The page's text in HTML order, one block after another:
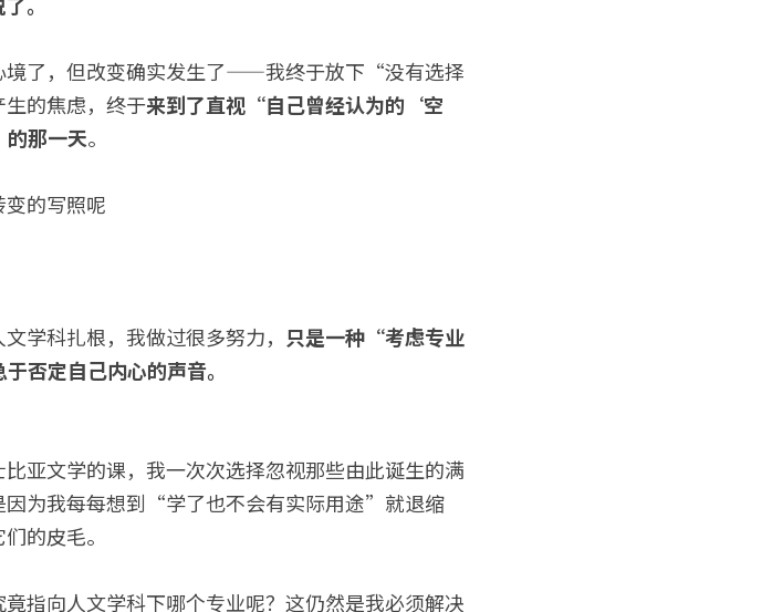
境了，但改变确实发生了——我终于放下“没有选择
的焦虑，终于来到了直视“自己曾经认为的‘空
那一天。
的写照呢
学科扎根，我做过很多努力， 只是一种“考虑专业
否定自己内心的声音。
亚文学的课，我一次次选择忽视那些由此诞生的满
因为我每每想到“学了也不会有实际用途”就退缩
的皮毛。
指向人文学科下哪个专业呢？这仍然是我必须解决